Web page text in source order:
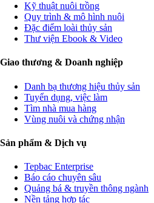
Kỹ thuật nuôi trồng
Quy trình & mô hình nuôi
Đặc điểm loài thủy sản
Thư viện Ebook & Video
Giao thương & Doanh nghiệp
Danh bạ thương hiệu thủy sản
Tuyển dụng, việc làm
Tìm nhà mua hàng
Vùng nuôi và chứng nhận
Sản phẩm & Dịch vụ
Tepbac Enterprise
Báo cáo chuyên sâu
Quảng bá & truyền thông ngành
Nền tảng hợp tác